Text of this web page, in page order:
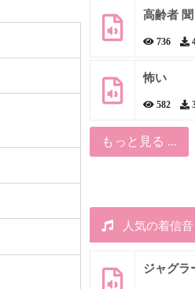
高齢者
736
怖い
582
もっと見る ...
人気の着信音
ジャグラ